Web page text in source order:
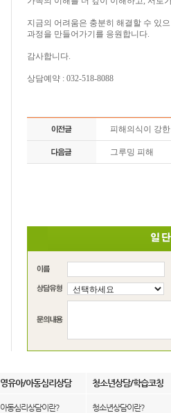
지금의 어려움은 충분히 해결할 수 있
과정을 만들어가기를 응원합니다.
감사합니다.
상담예약 : 032-518-8088
피해의식이 강
그루밍 피해
영유아/아동심리상담 청소년상담/학습코칭
아동심리상담이란?
청소년상담이란?